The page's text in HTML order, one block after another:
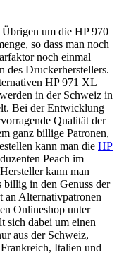
Übrigen um die HP 970
so dass man noch
noch einmal
des Druckerherstellers.
HP 971 XL
in der Schweiz in
Bei der Entwicklung
Qualität der
ganz billige Patronen,
kann man die HP
Peach im
kann man
billig in den Genuss der
an Alternativpatronen
Onlineshop unter
sich dabei um einen
aus der Schweiz,
Italien und